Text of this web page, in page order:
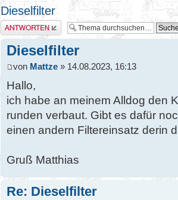
Dieselfilter
Antwort erstellen
Dieselfilter
von Mattze » 14.08.2023, 16:13
Hallo,
ich habe an meinem Alldog den
runden verbaut. Gibt es dafür
einen andern Filtereinsatz derin
Gruß Matthias
Re: Dieselfilter